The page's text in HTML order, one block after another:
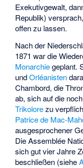
Exekutivgewalt,
Republik)
offen zu lassen.
Nach der
1871 war die
Monarchie geplant.
undOrléanisten
Chambord, die
ab, sich auf die
Trikolorezu
Patrice de Mac-
ausgesprochener
DieAssemblée
sich gut vier Jahre
beschließen (siehe